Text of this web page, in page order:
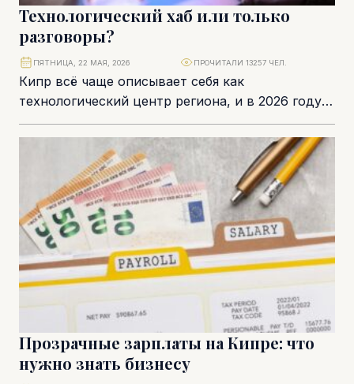
Технологический хаб или только
разговоры?
Кипр всё чаще описывает себя как
технологический центр региона, и в 2026 году
эта тема становится неотъемлемой частью
экономической повестки....
ПЯТНИЦА, 22 МАЯ, 2026 ПРОЧИТАЛИ 13257 ЧЕЛ.
Прозрачные зарплаты на Кипре: что
нужно знать бизнесу